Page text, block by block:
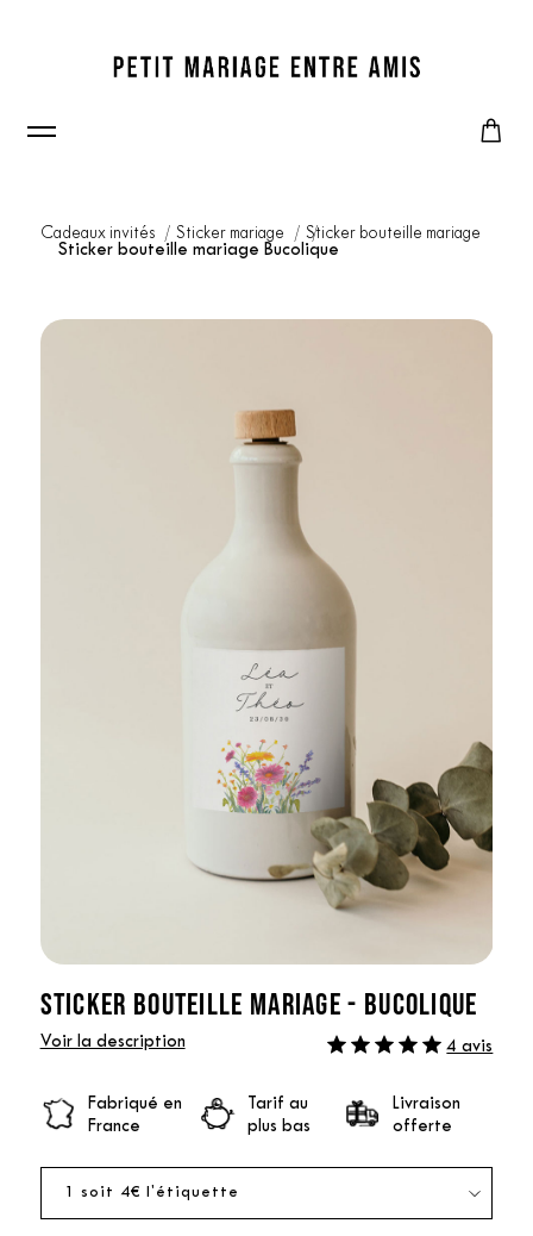
Cadeaux invités Sticker mariage
Sticker bouteille mariage
Sticker bouteille mariage Bucolique
STICKER BOUTEILLE MARIAGE - BUCOLIQUE
Voir la description 4 avis
Fabriqué en
France
Tarif au
plus bas
Livraison
offerte